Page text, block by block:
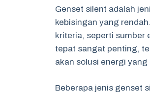
Genset silent adalah
kebisingan yang
kriteria, seperti sumber
tepat sangat penting,
akan solusi energi
Beberapa jenis genset